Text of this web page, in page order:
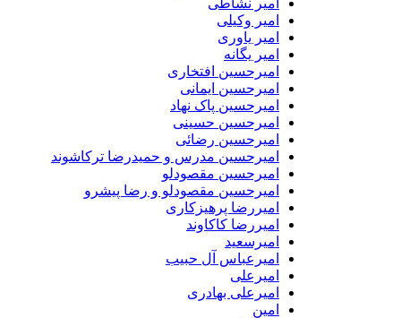
امیر نشاطی
امیر وکیلی
امیر یاوری
امیر یگانه
امیرحسین افتخاری
امیرحسین ایمانی
امیرحسین پاک نهاد
امیرحسین حسینی
امیرحسین رضائی
امیرحسین مدرس و حمیدرضا ترکاشوند
امیرحسین مقصودلو
امیرحسین مقصودلو و رضا پیشرو
امیررضا پرهیزکاری
امیررضا کاکاوند
امیرسعید
امیرعباس آل حبیب
امیرعلی
امیرعلی بهادری